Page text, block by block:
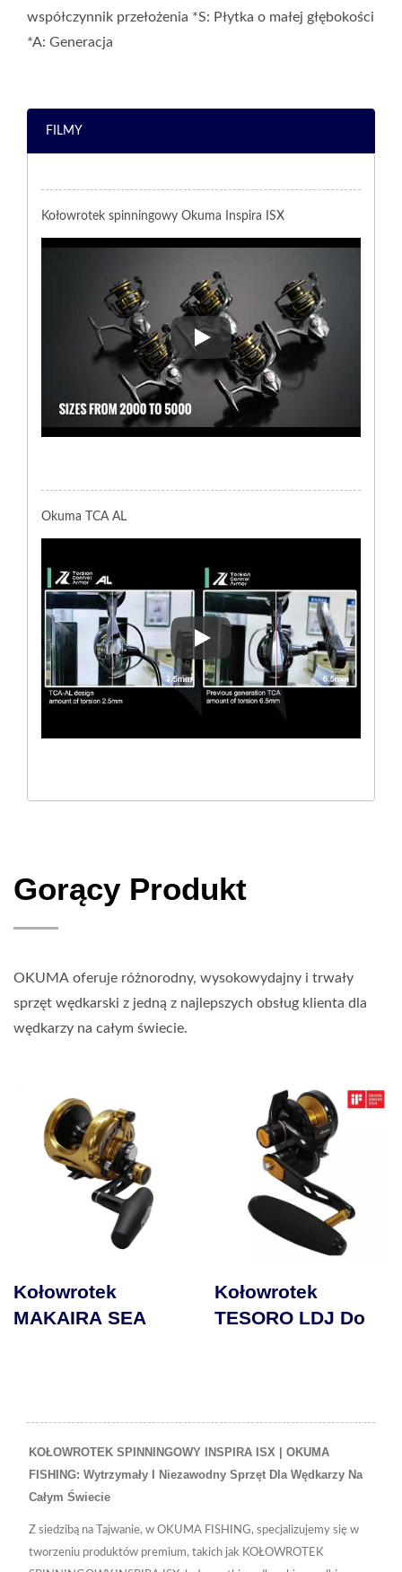
współczynnik przełożenia *S: Płytka o małej głębokości
*A: Generacja
FILMY
Kołowrotek spinningowy Okuma Inspira ISX
Kołowrotek spinningowy
Okuma TCA AL
Okuma TCA AL
Gorący Produkt
OKUMA oferuje różnorodny, wysokowydajny i trwały
sprzęt wędkarski z jedną z najlepszych obsług klienta dla
wędkarzy na całym świecie.
Kołowrotek
TESORO LDJ Do
Kołowrotek
SAFYRE
KOŁOWROTEK SPINNINGOWY INSPIRA ISX | OKUMA
FISHING: Wytrzymały I Niezawodny Sprzęt Dla Wędkarzy Na
Całym Świecie
Z siedzibą na Tajwanie, w OKUMA FISHING, specjalizujemy się w
tworzeniu produktów premium, takich jak KOŁOWROTEK